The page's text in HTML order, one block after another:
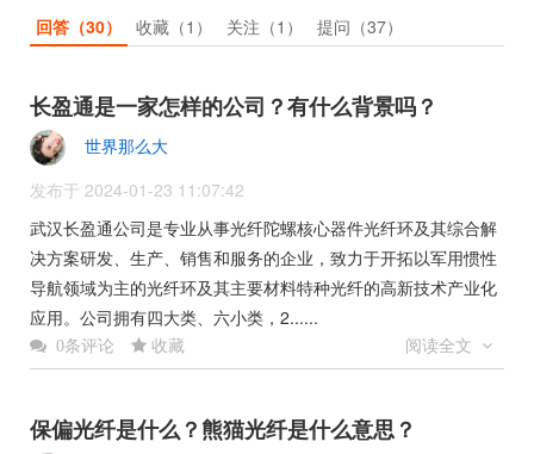
回答 （30） 收藏 （1） 关注 （1） 提问 （37）
长盈通是一家怎样的公司？有什么背景吗？
世界那么大
发布于 2024-01-23 11:07:42
武汉长盈通公司是专业从事光纤陀螺核心器件光纤环及其综合解
决方案研发、生产、销售和服务的企业，致力于开拓以军用惯性
导航领域为主的光纤环及其主要材料特种光纤的高新技术产业化
应用。公司拥有四大类、六小类，2......
0条评论 收藏 阅读全文
保偏光纤是什么？熊猫光纤是什么意思？